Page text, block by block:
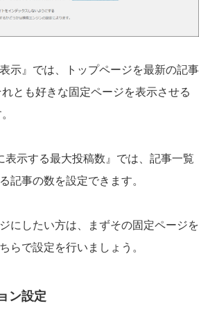
示』では、トップページを最新の記事
とも好きな固定ページを表示させる
表示する最大投稿数』では、記事一覧
記事の数を設定できます。
にしたい方は、まずその固定ページを
らで設定を行いましょう。
ン設定